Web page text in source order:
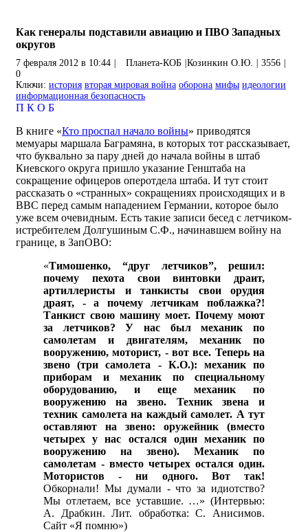
Как генералы подставили авиацию и ПВО Западных
округов
7 февраля 2012 в 10:44 Планета-КОБ Козинкин О.Ю. 3556
0
Ключи: история вторая мировая война оборона мифы идеологии
информационная безопасность
П К О Б
В книге «Кто проспал начало войны» приводятся
мемуары маршала Баграмяна, в которых тот рассказывает,
что буквально за пару дней до начала войны в штаб
Киевского округа пришло указание Генштаба на
сокращение офицеров оперотдела штаба. И тут стоит
рассказать о «странных» сокращениях происходящих и в
ВВС перед самым нападением Германии, которое было
уже всем очевидным. Есть такие записи бесед с летчиком-
истребителем Долгушиным С.Ф., начинавшем войну на
границе, в ЗапОВО:
«Тимошенко, “друг летчиков”, решил:
почему пехота свои винтовки драит,
артиллеристы и танкисты свои орудия
драят, - а почему летчикам поблажка?!
Танкист свою машину моет. Почему моют
за летчиков? У нас был механик по
самолетам и двигателям, механик по
вооружению, моторист, - вот все. Теперь на
звено (три самолета - К.О.): механик по
приборам и механик по специальному
оборудованию, и еще механик по
вооружению на звено. Техник звена и
техник самолета на каждый самолет. А тут
оставляют на звено: оружейник (вместо
четырех у нас остался один механик по
вооружению на звено). Механик по
самолетам - вместо четырех остался один.
Мотористов - ни одного. Вот так!
Обкорнали! Мы думали - что за идиотство?
Мы отлетаем, все уставшие. …» (Интервью:
А. Драбкин. Лит. обработка: С. Анисимов.
Сайт «Я помню»)